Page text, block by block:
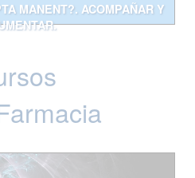
MANENT?. ACOMPAÑAR Y